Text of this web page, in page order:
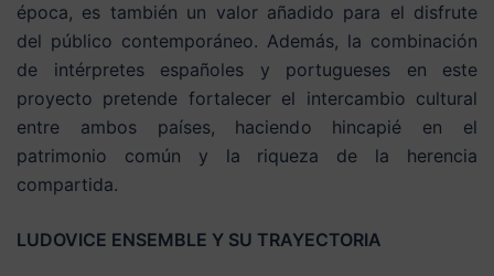
época, es también un valor añadido para el disfrute
del público contemporáneo. Además, la combinación
de intérpretes españoles y portugueses en este
proyecto pretende fortalecer el intercambio cultural
entre ambos países, haciendo hincapié en el
patrimonio común y la riqueza de la herencia
compartida.
LUDOVICE ENSEMBLE Y SU TRAYECTORIA